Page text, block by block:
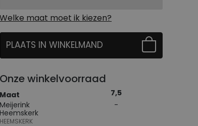
Welke maat moet ik kiezen?
PLAATS IN WINKELMAND
Onze winkelvoorraad
Maat
7,5
Meijerink
Heemskerk
HEEMSKERK